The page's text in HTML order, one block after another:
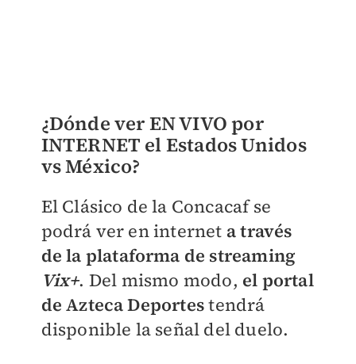
¿Dónde ver EN VIVO por
INTERNET el Estados Unidos
vs México?
El Clásico de la Concacaf se
podrá ver en internet a través
de la plataforma de streaming
Vix+. Del mismo modo, el portal
de Azteca Deportestendrá
disponible la señal del duelo.